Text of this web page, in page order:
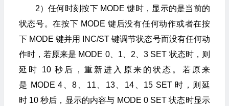
2）任何时刻按下 MODE 键时，显示的是当前的
状态号。在按下 MODE 键后没有任何动作或者在按
下 MODE 键并用 INC/ST 键调节状态号而没有任何动
作时，若原来是 MODE 0、1、2、3 SET 状态时，则
延时 10 秒后，重新进入原来的状态。若原来
是 MODE 4、8、11、13、14、15 SET 时，则延
时 10 秒后，显示的内容与 MODE 0 SET 状态时显示